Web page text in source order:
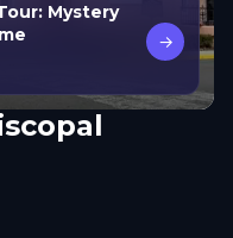
Mystery
→